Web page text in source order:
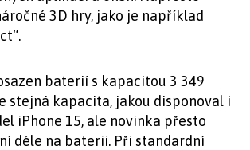
3D hry, jako je například
baterií s kapacitou 3 349
stejná kapacita, jakou disponoval i
iPhone 15, ale novinka přesto
déle na baterii. Při standardní